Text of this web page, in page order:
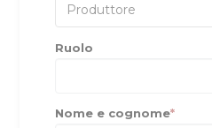
Produttore
Ruolo
Nome e cognome*